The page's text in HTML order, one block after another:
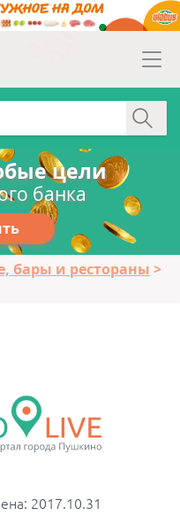
цели
банка
бары и рестораны
2017.10.31